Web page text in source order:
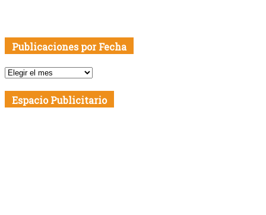
Publicaciones por Fecha
Publicaciones
Fecha
Espacio Publicitario